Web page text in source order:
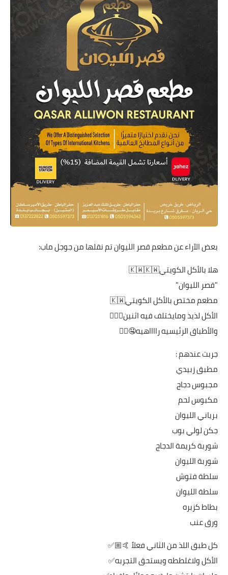
بعض الآراء عن مطعم قصر الليوان تم نقلها من جوجل ماب:
هلا بالأكل الكويتي🇰🇼🇰🇼
"قصر الليوان"
مطعم مختص بالأكل الكويتي🇰🇼
الأكل لذيذ ومايختلف فيه اثنين👌🏼🤤
والأطباق الرئيسيه رااااهيه🤤❤️‍🔥
جربت عندهم :
مطبق زبيدي
مجبوس دجاج
مكبوس لحم
برياني الليوان
جكن لولي بوب
شوربة كريمة الدجاج
شوربة الليوان
سلطة فتوش
سلطة الليوان
بطاط كزبره
ورق عنب
كل طبق اللذ من الثاني فعلاً 🤙🏼✅
الأكل ولاغلططه ويستحق التجربه✅